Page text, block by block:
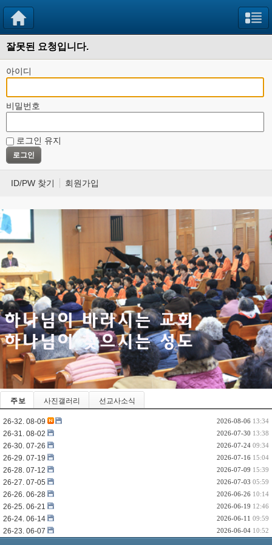
잘못된 요청입니다.
아이디
비밀번호
로그인 유지
ID/PW 찾기 회원가입
주 보 사진갤러리 선교사소식
26-32. 08-09 2026-08-06 13:34
26-31. 08-02 2026-07-30 13:38
26-30. 07-26 2026-07-24 09:34
26-29. 07-19 2026-07-16 15:04
26-28. 07-12 2026-07-09 15:39
26-27. 07-05 2026-07-03 05:59
26-26. 06-28 2026-06-26 10:14
26-25. 06-21 2026-06-19 12:46
26-24. 06-14 2026-06-11 09:59
26-23. 06-07 2026-06-04 10:52